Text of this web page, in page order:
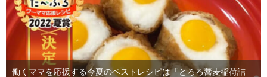
働くママを応援する今夏のベストレシピは「とろろ蕎麦稲荷詰